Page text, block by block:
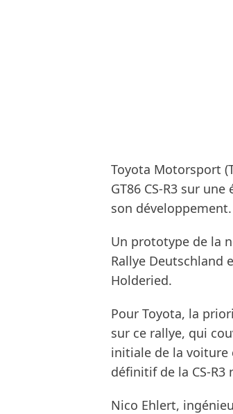
Toyota Motorsport
GT86 CS-R3 sur
son développement.
Un prototype de la
Rallye Deutschland
Holderied.
Pour Toyota, la
sur ce rallye, qui
initiale de la
définitif de la CS-
Nico Ehlert,